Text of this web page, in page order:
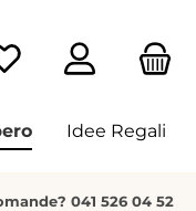
Hai 0 articoli nella
Idee Regali
041 526 04 52